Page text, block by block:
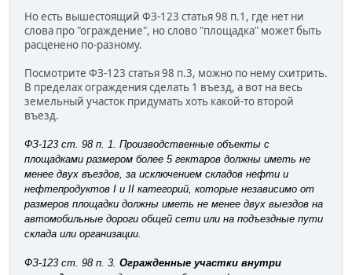
Но есть вышестоящий ФЗ-123 статья 98 п.1, где нет ни
слова про "ограждение", но слово "площадка" может быть
расценено по-разному.
Посмотрите ФЗ-123 статья 98 п.3, можно по нему схитрить.
В пределах ограждения сделать 1 въезд, а вот на весь
земельный участок придумать хоть какой-то второй
въезд.
ФЗ-123 ст. 98 п. 1. Производственные объекты с
площадками размером более 5 гектаров должны иметь не
менее двух въездов, за исключением складов нефти и
нефтепродуктов I и II категорий, которые независимо от
размеров площадки должны иметь не менее двух выездов на
автомобильные дороги общей сети или на подъездные пути
склада или организации.
ФЗ-123 ст. 98 п. 3. Огражденные участки внутри